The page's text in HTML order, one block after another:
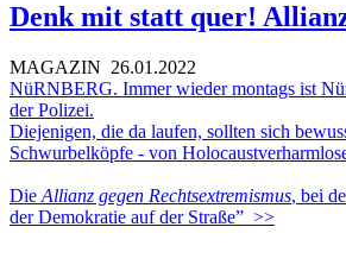
Denk mit statt quer!
MAGAZIN 26.01.2022
NüRNBERG. Immer wieder montags ist
der Polizei.
Diejenigen, die da laufen, sollten sich
Schwurbelköpfe - von
Die Allianz gegen Rechtsextremismus, bei
der Demokratie auf der Straße” >>